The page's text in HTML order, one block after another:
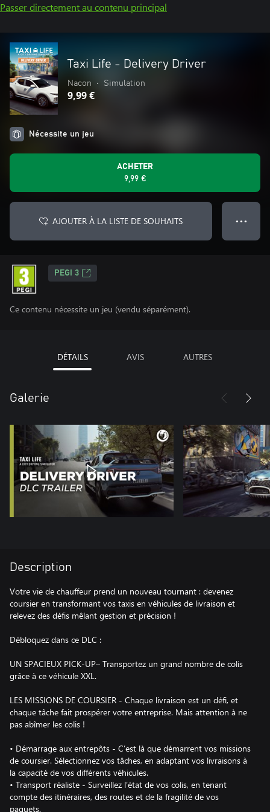
Passer directement au contenu principal
Taxi Life - Delivery Driver
Nacon • Simulation
9,99 €
Nécessite un jeu
ACHETER
9,99 €
AJOUTER À LA LISTE DE SOUHAITS ● ● ●
PEGI 3
Ce contenu nécessite un jeu (vendu séparément).
DÉTAILS AVIS AUTRES
Galerie
Description
Votre vie de chauffeur prend un nouveau tournant : devenez
coursier en transformant vos taxis en véhicules de livraison et
relevez des défis mêlant gestion et précision !
Débloquez dans ce DLC :
UN SPACIEUX PICK-UP– Transportez un grand nombre de colis
grâce à ce véhicule XXL.
LES MISSIONS DE COURSIER - Chaque livraison est un défi, et
chaque tâche fait prospérer votre entreprise. Mais attention à ne
pas abîmer les colis !
• Démarrage aux entrepôts - C’est là que démarrent vos missions
de coursier. Sélectionnez vos tâches, en adaptant vos livraisons à
la capacité de vos différents véhicules.
• Transport réaliste - Surveillez l’état de vos colis, en tenant
compte des itinéraires, des routes et de la fragilité de vos
paquets.